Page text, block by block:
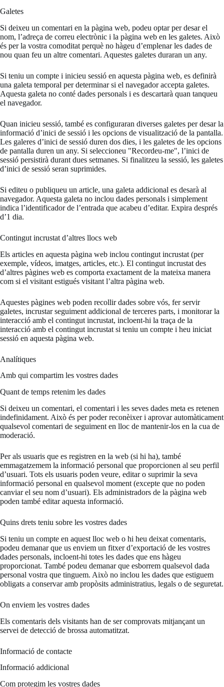
Galetes
Si deixeu un comentari en la pàgina web, podeu optar per desar el
nom, l’adreça de correu electrònic i la pàgina web en les galetes. Això
és per la vostra comoditat perquè no hàgeu d’emplenar les dades de
nou quan feu un altre comentari. Aquestes galetes duraran un any.
Si teniu un compte i inicieu sessió en aquesta pàgina web, es definirà
una galeta temporal per determinar si el navegador accepta galetes.
Aquesta galeta no conté dades personals i es descartarà quan tanqueu
el navegador.
Quan inicieu sessió, també es configuraran diverses galetes per desar la
informació d’inici de sessió i les opcions de visualització de la pantalla.
Les galeres d’inici de sessió duren dos dies, i les galetes de les opcions
de pantalla duren un any. Si seleccioneu "Recordeu-me", l’inici de
sessió persistirà durant dues setmanes. Si finalitzeu la sessió, les galetes
d’inici de sessió seran suprimides.
Si editeu o publiqueu un article, una galeta addicional es desarà al
navegador. Aquesta galeta no inclou dades personals i simplement
indica l’identificador de l’entrada que acabeu d’editar. Expira després
d’1 dia.
Contingut incrustat d’altres llocs web
Els articles en aquesta pàgina web inclou contingut incrustat (per
exemple, vídeos, imatges, articles, etc.). El contingut incrustat des
d’altres pàgines web es comporta exactament de la mateixa manera
com si el visitant estigués visitant l’altra pàgina web.
Aquestes pàgines web poden recollir dades sobre vós, fer servir
galetes, incrustar seguiment addicional de terceres parts, i monitorar la
interacció amb el contingut incrustat, incloent-hi la traça de la
interacció amb el contingut incrustat si teniu un compte i heu iniciat
sessió en aquesta pàgina web.
Analítiques
Amb qui compartim les vostres dades
Quant de temps retenim les dades
Si deixeu un comentari, el comentari i les seves dades meta es retenen
indefinidament. Això és per poder reconèixer i aprovar automàticament
qualsevol comentari de seguiment en lloc de mantenir-los en la cua de
moderació.
Per als usuaris que es registren en la web (si hi ha), també
emmagatzemem la informació personal que proporcionen al seu perfil
d’usuari. Tots els usuaris poden veure, editar o suprimir la seva
informació personal en qualsevol moment (excepte que no poden
canviar el seu nom d’usuari). Els administradors de la pàgina web
poden també editar aquesta informació.
Quins drets teniu sobre les vostres dades
Si teniu un compte en aquest lloc web o hi heu deixat comentaris,
podeu demanar que us enviem un fitxer d’exportació de les vostres
dades personals, incloent-hi totes les dades que ens hàgeu
proporcionat. També podeu demanar que esborrem qualsevol dada
personal vostra que tinguem. Això no inclou les dades que estiguem
obligats a conservar amb propòsits administratius, legals o de seguretat.
On enviem les vostres dades
Els comentaris dels visitants han de ser comprovats mitjançant un
servei de detecció de brossa automatitzat.
Informació de contacte
Informació addicional
Com protegim les vostres dades